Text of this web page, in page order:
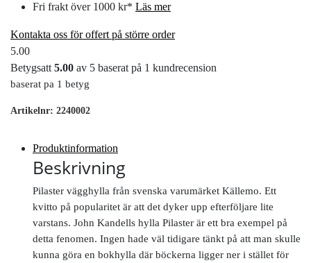
Fri frakt över 1000 kr* Läs mer
Kontakta oss för offert på större order
5.00
Betygsatt 5.00 av 5 baserat på 1 kundrecension
baserat pa 1 betyg
Artikelnr: 2240002
Produktinformation
Beskrivning
Pilaster vägghylla från svenska varumärket Källemo. Ett
kvitto på popularitet är att det dyker upp efterföljare lite
varstans. John Kandells hylla Pilaster är ett bra exempel på
detta fenomen. Ingen hade väl tidigare tänkt på att man skulle
kunna göra en bokhylla där böckerna ligger ner i stället för